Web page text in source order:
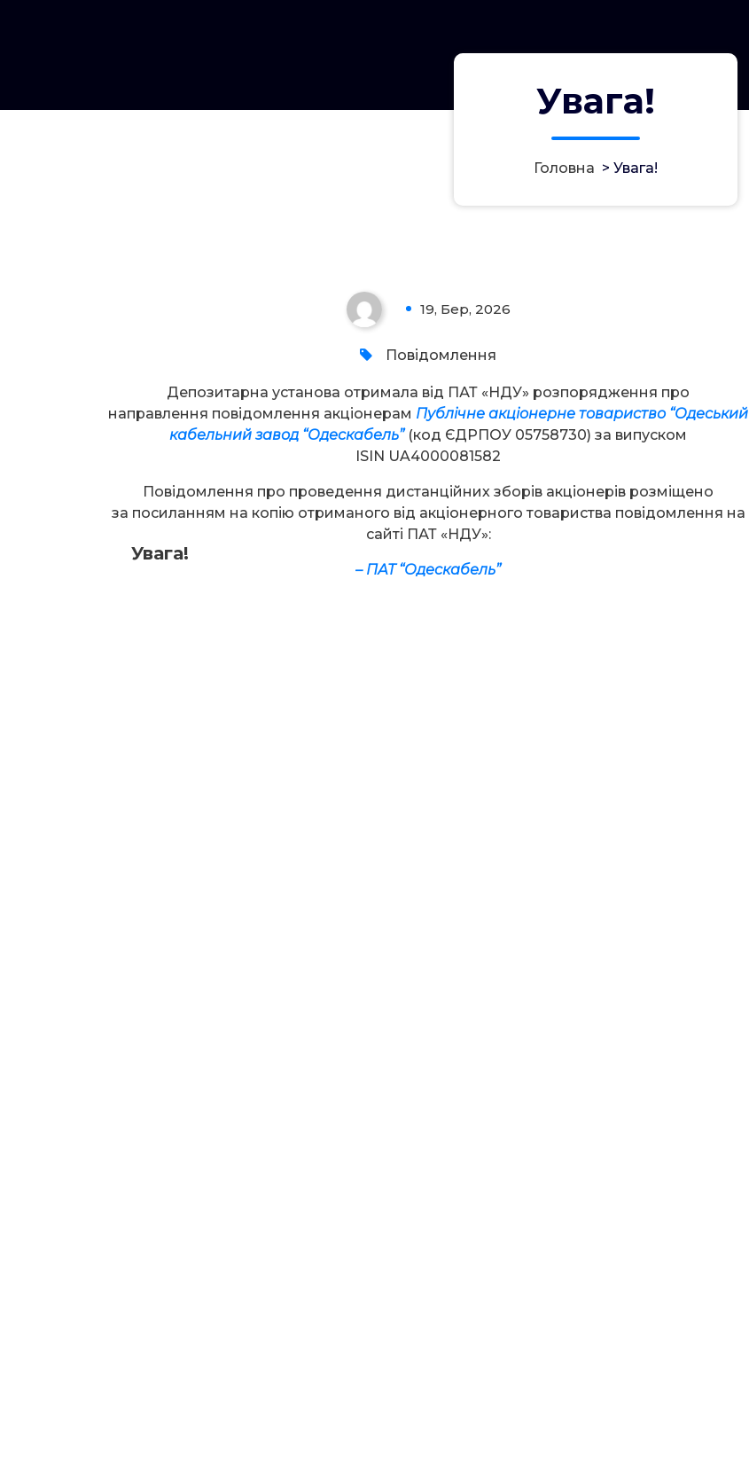
Увага!
Головна > Увага!
19, Бер, 2026
Повідомлення
Увага!
Депозитарна установа отримала від ПАТ «НДУ» розпорядження про
направлення повідомлення акціонерам Публічне акціонерне товариство “Одеський
кабельний завод “Одескабель” (код ЄДРПОУ 05758730) за випуском
ISIN UA4000081582
Повідомлення про проведення дистанційних зборів акціонерів розміщено
за посиланням на копію отриманого від акціонерного товариства повідомлення на
сайті ПАТ «НДУ»:
– ПАТ “Одескабель”